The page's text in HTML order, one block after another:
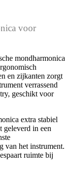
voor
mondharmonica
en zijkanten zorgt
verrassend
geschikt voor
extra stabiel
geleverd in een
van het instrument.
ruimte bij